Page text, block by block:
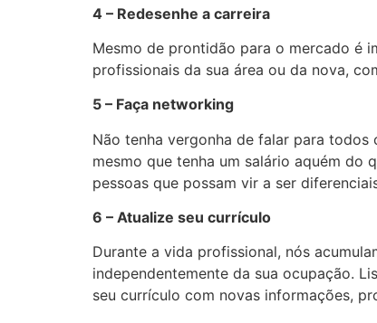
4 – Redesenhe a carreira
Mesmo de prontidão para o mercado é
profissionais da sua área ou da nova,
5 – Faça networking
Não tenha vergonha de falar para
mesmo que tenha um salário aquém do
pessoas que possam vir a ser
6 – Atualize seu currículo
Durante a vida profissional, nós
independentemente da sua ocupação.
seu currículo com novas informações,